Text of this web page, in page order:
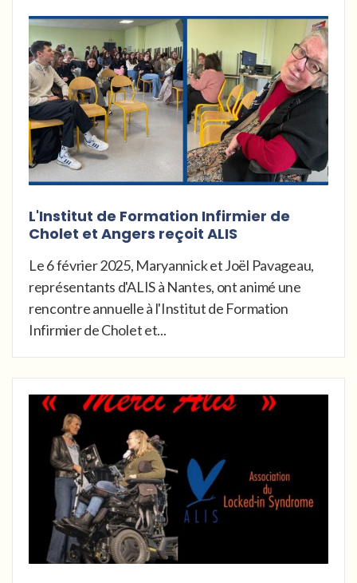
L'Institut de Formation Infirmier de
Cholet et Angers reçoit ALIS
Le 6 février 2025, Maryannick et Joël Pavageau,
représentants d'ALIS à Nantes, ont animé une
rencontre annuelle à l'Institut de Formation
Infirmier de Cholet et...